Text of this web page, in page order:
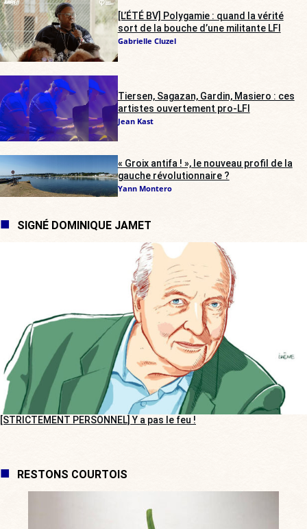
[L’ÉTÉ BV] Polygamie : quand la vérité
sort de la bouche d’une militante LFI
Gabrielle Cluzel
Tiersen, Sagazan, Gardin, Masiero : ces
artistes ouvertement pro-LFI
Jean Kast
« Groix antifa ! », le nouveau profil de la
gauche révolutionnaire ?
Yann Montero
SIGNÉ DOMINIQUE JAMET
[STRICTEMENT PERSONNEL] Y a pas le feu !
RESTONS COURTOIS